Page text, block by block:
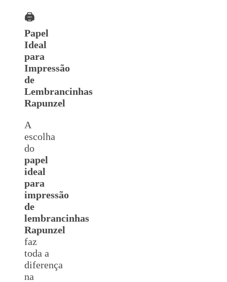
🖨️
Papel
Ideal
para
Impressão
de
Lembrancinhas
Rapunzel
A
escolha
do
papel
ideal
para
impressão
de
lembrancinhas
Rapunzel
faz
toda a
diferença
na